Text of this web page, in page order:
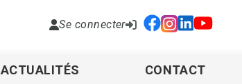
Se connecter
ACTUALITÉS CONTACT